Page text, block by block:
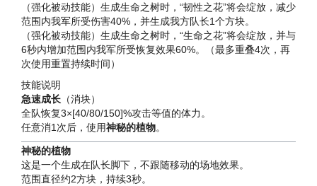
（强化被动技能）生成生命之树时，“韧性之花”将会绽放，减少
范围内我军所受伤害40%，并生成我方队长1个方块。
（强化被动技能）生成生命之树时，“生命之花”将会绽放，并与
6秒内增加范围内我军所受恢复效果60%。（最多重叠4次，再
次使用重置持续时间）
技能说明
急速成长 （消块）
全队恢复3×[40/80/150]%攻击等值的体力。
任意消1次后，使用神秘的植物。
神秘的植物
这是一个生成在队长脚下，不跟随移动的场地效果。
范围直径约2方块，持续3秒。